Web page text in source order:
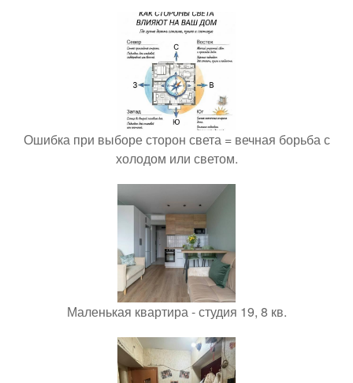
Ошибка при выборе сторон света = вечная борьба с
холодом или светом.
Маленькая квартира - студия 19, 8 кв.